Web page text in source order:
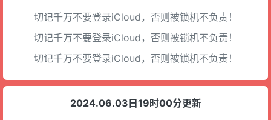
切记千万不要登录iCloud，否则被锁机不负责！
切记千万不要登录iCloud，否则被锁机不负责！
切记千万不要登录iCloud，否则被锁机不负责！
2024.06.03日19时00分更新